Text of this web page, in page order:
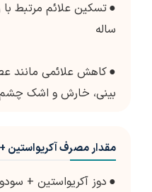
●تسکین علائم مرتبط
ساله
●کاهش علائمی مانند
بینی، خارش و اشک
مقدار مصرف آکریواستین
● دوز آکریواستین +